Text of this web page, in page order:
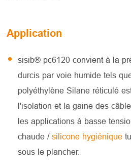
Application
sisib® pc6120 convient à la
durcis par voie humide tels
polyéthylène Silane réticulé
l'isolation et la gaine des
les applications à basse
chaude /silicone hygiénique
sous le plancher.